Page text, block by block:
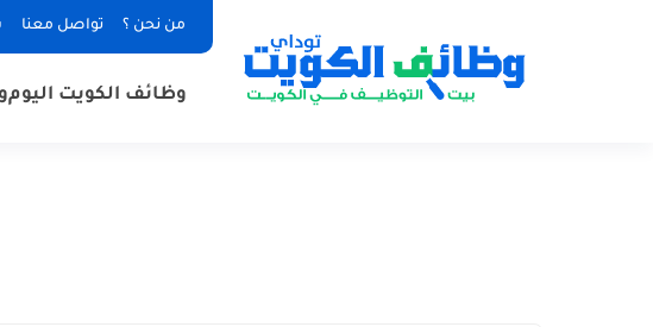
من نحن ؟ تواصل معنا
وظائف الكويت اليوم